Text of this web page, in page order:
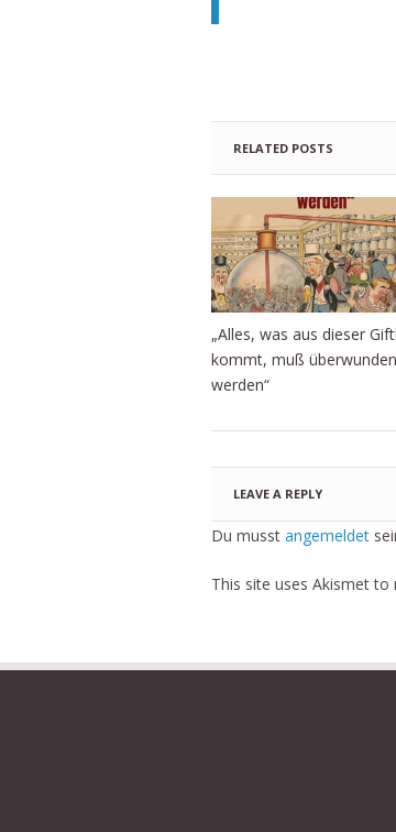
RELATED POSTS
„Alles, was aus dieser
kommt, muß überwunden
werden“
LEAVE A REPLY
Du musst angemeldet
This site uses Akismet to